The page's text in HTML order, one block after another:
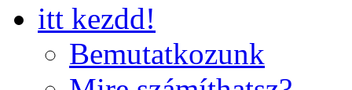
itt kezdd!
Bemutatkozunk